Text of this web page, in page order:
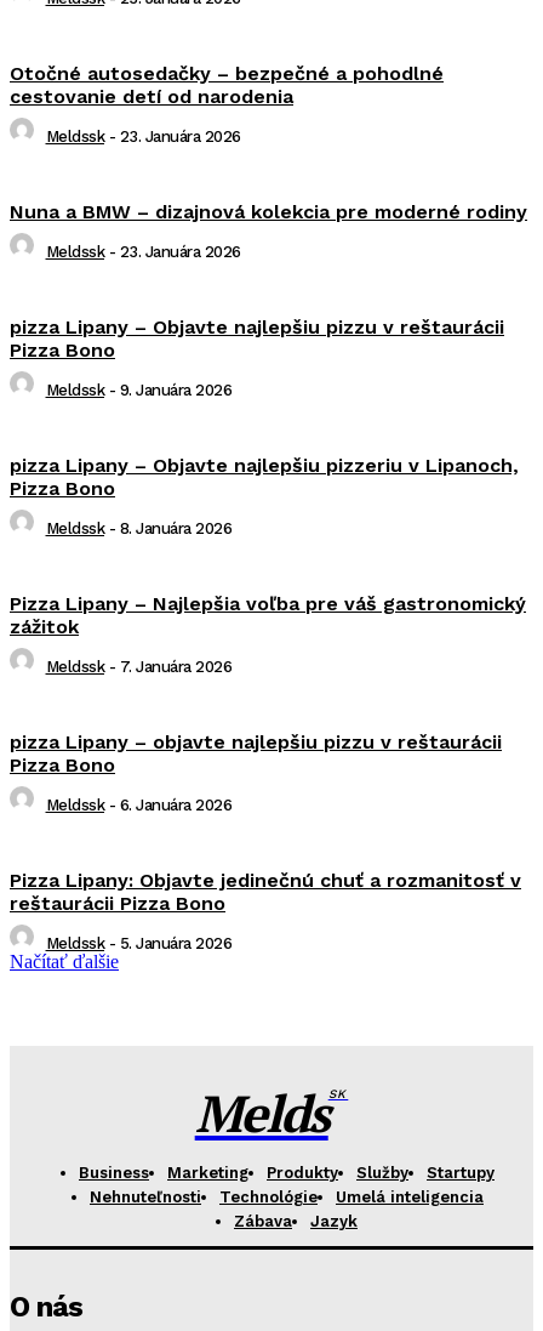
Otočné autosedačky – bezpečné a pohodlné
cestovanie detí od narodenia
Meldssk - 23. Januára 2026
Nuna a BMW – dizajnová kolekcia pre moderné rodiny
Meldssk - 23. Januára 2026
pizza Lipany – Objavte najlepšiu pizzu v reštaurácii
Pizza Bono
Meldssk - 9. Januára 2026
pizza Lipany – Objavte najlepšiu pizzeriu v Lipanoch,
Pizza Bono
Meldssk - 8. Januára 2026
Pizza Lipany – Najlepšia voľba pre váš gastronomický
zážitok
Meldssk - 7. Januára 2026
pizza Lipany – objavte najlepšiu pizzu v reštaurácii
Pizza Bono
Meldssk - 6. Januára 2026
Pizza Lipany: Objavte jedinečnú chuť a rozmanitosť v
reštaurácii Pizza Bono
Meldssk - 5. Januára 2026
Načítať ďalšie
MeldsSK
Business Marketing Produkty Služby
Startupy
Nehnuteľnosti
Technológie
Umelá inteligencia
Zábava
Jazyk
O nás